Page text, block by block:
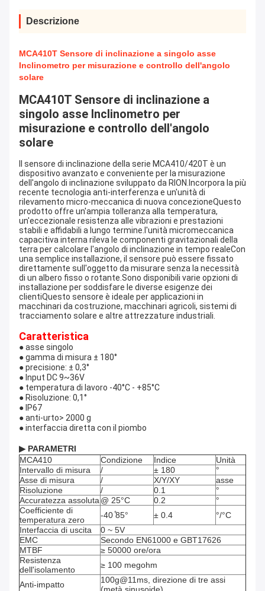
Descrizione
MCA410T Sensore di inclinazione a singolo asse
Inclinometro per misurazione e controllo dell'angolo
solare
MCA410T Sensore di inclinazione a
singolo asse Inclinometro per
misurazione e controllo dell'angolo
solare
Il sensore di inclinazione della serie MCA410/420T è un
dispositivo avanzato e conveniente per la misurazione
dell'angolo di inclinazione sviluppato da RION.Incorpora la più
recente tecnologia anti-interferenza e un'unità di
rilevamento micro-meccanica di nuova concezioneQuesto
prodotto offre un'ampia tolleranza alla temperatura,
un'eccezionale resistenza alle vibrazioni e prestazioni
stabili e affidabili a lungo termine.l'unità micromeccanica
capacitiva interna rileva le componenti gravitazionali della
terra per calcolare l'angolo di inclinazione in tempo realeCon
una semplice installazione, il sensore può essere fissato
direttamente sull'oggetto da misurare senza la necessità
di un albero fisso o rotante.Sono disponibili varie opzioni di
installazione per soddisfare le diverse esigenze dei
clientiQuesto sensore è ideale per applicazioni in
macchinari da costruzione, macchinari agricoli, sistemi di
tracciamento solare e altre attrezzature industriali.
Caratteristica
● asse singolo
● gamma di misura ± 180°
● precisione: ± 0,3°
● Input DC 9~36V
● temperatura di lavoro -40°C - +85°C
● Risoluzione: 0,1°
● IP67
● anti-urto> 2000 g
● interfaccia diretta con il piombo
▶ PARAMETRI
MCA410
Condizione Indice
Unità
Intervallo di misura
/ ± 180
°
Asse di misura
/ X/Y/XY
asse
Risoluzione
/ 0.1
°
Accuratezza assoluta@ 25°C 0.2
°
Coefficiente di
temperatura zero
-40 ̊85° ± 0.4
°/°C
Interfaccia di uscita
0 ~ 5V
EMC
Secondo EN61000 e GBT17626
MTBF
≥ 50000 ore/ora
Resistenza
dell'isolamento
≥ 100 megohm
Anti-impatto
100g@11ms, direzione di tre assi